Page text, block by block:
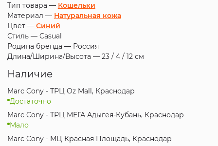
Тип товара — Кошельки
Материал — Натуральная кожа
Цвет — Синий
Стиль — Casual
Родина бренда — Россия
Длина/Ширина/Высота — 23 / 4 / 12 см
Наличие
Marc Cony - ТРЦ Oz Mall, Краснодар
Достаточно
Marc Cony - ТРЦ МЕГА Адыгея-Кубань, Краснодар
Мало
Marc Cony - МЦ Красная Площадь, Краснодар